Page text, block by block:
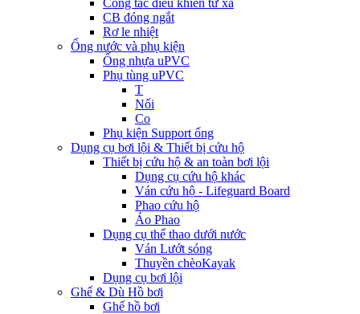
Công tắc điều khiển từ xa
CB đóng ngắt
Rơ le nhiệt
Ống nước và phụ kiện
Ống nhựa uPVC
Phụ tùng uPVC
T
Nối
Co
Phụ kiện Support ống
Dụng cụ bơi lội & Thiết bị cứu hộ
Thiết bị cứu hộ & an toàn bơi lội
Dụng cụ cứu hộ khác
Ván cứu hộ - Lifeguard Board
Phao cứu hộ
Áo Phao
Dụng cụ thể thao dưới nước
Ván Lướt sóng
Thuyền chèoKayak
Dụng cụ bơi lội
Ghế & Dù Hồ bơi
Ghế hồ bơi